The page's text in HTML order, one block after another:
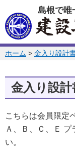
このページの本文へ
島根で唯
このページの位置:
ホーム > 金入り設計
金入り設計
こちらは会員限定
Ａ、Ｂ、Ｃ、Ｅ
い。